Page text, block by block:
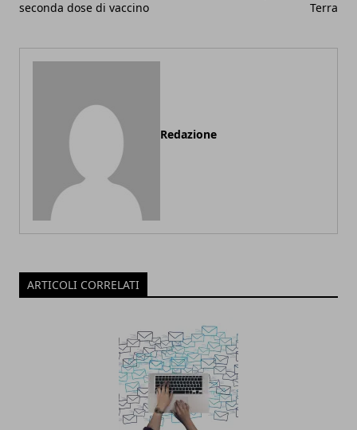
seconda dose di vaccino
Terra
Redazione
ARTICOLI CORRELATI